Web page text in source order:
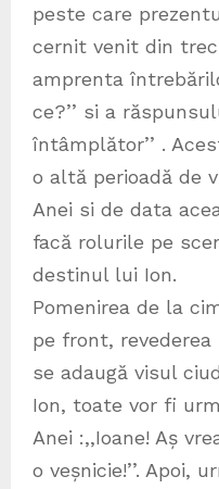
peste care
cernit venit din
amprenta
ce?’’ si a
întâmplător’’ .
o altă perioadă de
Anei si de data
facă rolurile pe
destinul lui Ion.
Pomenirea de la
pe front,
se adaugă visul
Ion, toate vor fi
Anei :,,Ioane! Aș
o veșnicie!’’. Apoi,